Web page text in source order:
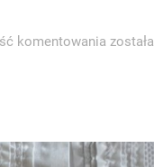
komentowaniaCzy
IMBIR?
została